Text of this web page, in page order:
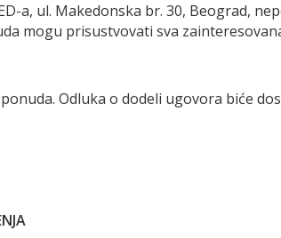
a, ul. Makedonska br. 30, Beograd,
mogu prisustvovati sva
Odluka o dodeli ugovora biće